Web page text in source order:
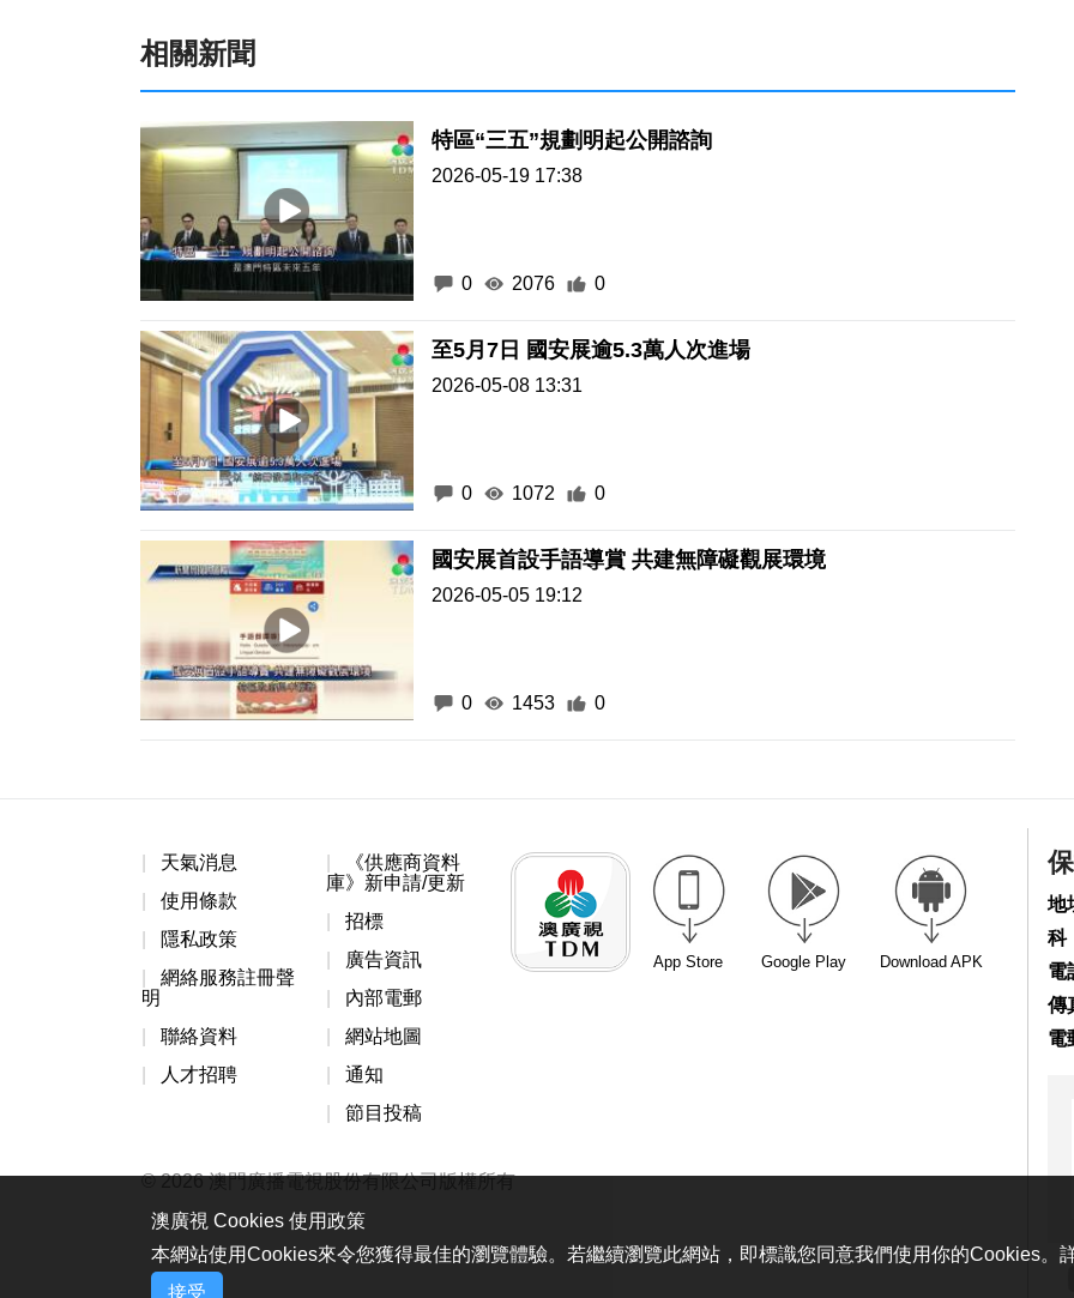
相關新聞
特區“三五”規劃明起公開諮詢
2026-05-19 17:38
0 2076 0
至5月7日 國安展逾5.3萬人次進場
2026-05-08 13:31
0 1072 0
國安展首設手語導賞 共建無障礙觀展環境
2026-05-05 19:12
0 1453 0
天氣消息
使用條款
隱私政策
網絡服務註冊聲
明
聯絡資料
人才招聘
《供應商資料
庫》新申請/更新
招標
廣告資訊
內部電郵
網站地圖
通知
節目投稿
App Store Google Play Download APK
© 2026 澳門廣播電視股份有限公司版權所有
地
科
電
傳
電
澳廣視 Cookies 使用政策
本網站使用Cookies來令您獲得最佳的瀏覽體驗。若繼續瀏覽此網站，即標識您同意我們使用你的Cookies。
接受